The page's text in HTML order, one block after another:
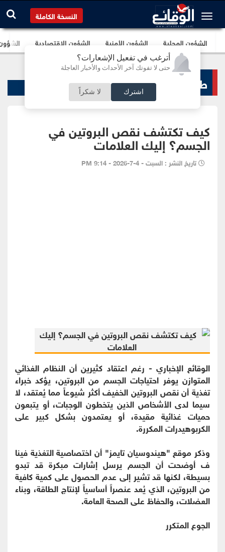
أترغب في تفعيل الإشعارات؟
حتى لا تفوتك آخر الأحداث والأخبار العاجلة
اشترك لا شكراً
النسخة الكاملة
الشؤون المحلية الشؤون الأمنية الشؤون الإقتصادية
طب و صحة
كيف تكتشف نقص البروتين في
الجسم؟ إليك العلامات
تاريخ النشر : السبت - 4-7-2026 - 9:14 PM
الوقائع الإخباري - رغم اعتقاد كثيرين أن النظام الغذائي
المتوازن يوفر احتياجات الجسم من البروتين، يؤكد خبراء
تغذية أن نقص البروتين الخفيف أكثر شيوعاً مما يُعتقد، لا
سيما لدى الأشخاص الذين يتخطون الوجبات، أو يتبعون
حميات غذائية مقيدة، أو يعتمدون بشكل كبير على
الكربوهيدرات المكررة.
وذكر موقع "هيندوسيان تايمز" أن اختصاصية التغذية فينا
ف أوضحت أن الجسم يرسل إشارات مبكرة قد تبدو
بسيطة، لكنها قد تشير إلى عدم الحصول على كمية كافية
من البروتين، الذي يُعد عنصراً أساسياً لإنتاج الطاقة، وبناء
العضلات، والحفاظ على الصحة العامة.
الجوع المتكرر